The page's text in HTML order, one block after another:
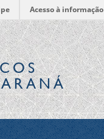
Acesso à informação